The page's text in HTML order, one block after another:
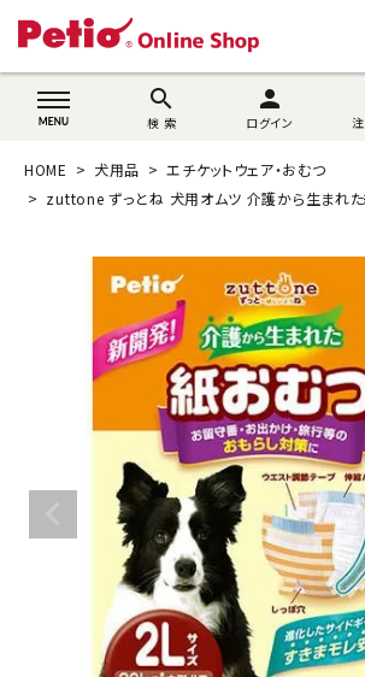
wovn-lang-name
search
検 索
person
ログイン
猫用品
うさぎ用品
ブランド別に探す
目的別に探す
SNS
ご利用案内
ACCOUNT MENU
ようこそ ゲスト 様
ログイン person 新規
HOME 犬用品
エチケットウェア・おむつ
zuttone ずっとね 犬用オムツ 介護から生まれ